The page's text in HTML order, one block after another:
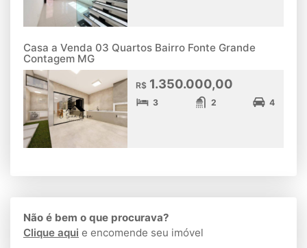
Casa a Venda 03 Quartos Bairro Fonte Grande
Contagem MG
R$ 1.350.000,00
3 2 4
Não é bem o que procurava?
Clique aqui e encomende seu imóvel